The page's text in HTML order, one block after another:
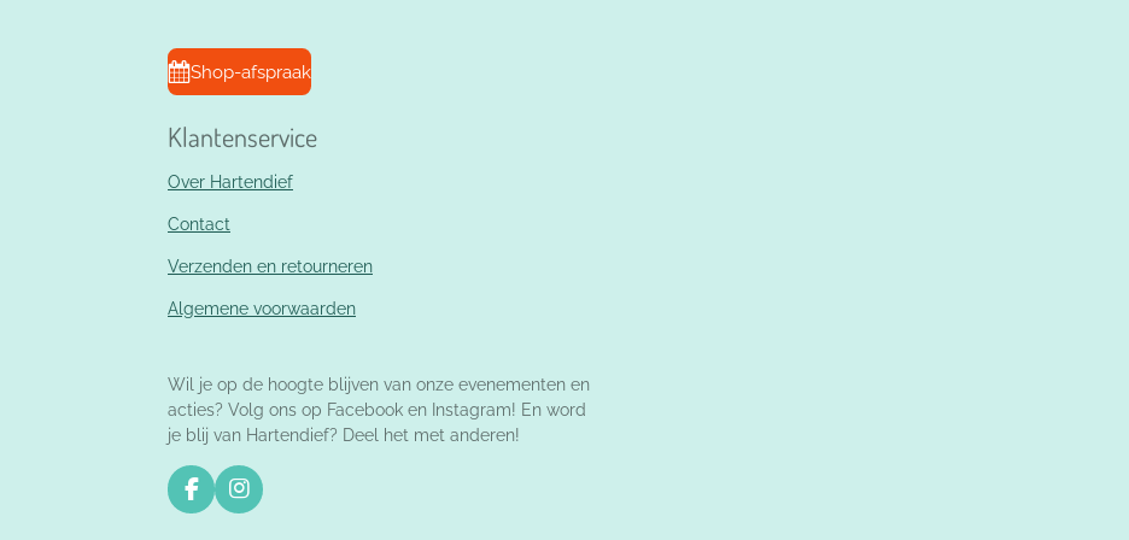
Shop-afspraak
Klantenservice
Over Hartendief
Contact
Verzenden en retourneren
Algemene voorwaarden
Wil je op de hoogte blijven van onze evenementen en
acties? Volg ons op Facebook en Instagram! En word
je blij van Hartendief? Deel het met anderen!
F
a
I
n